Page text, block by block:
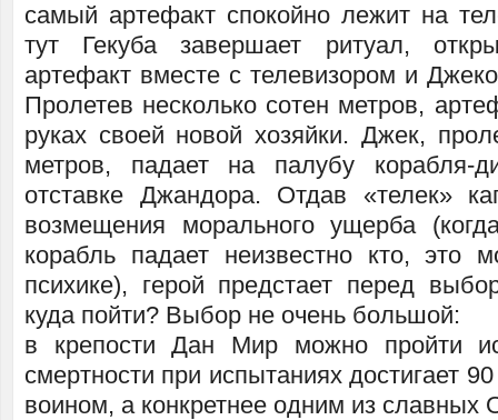
самый артефакт спокойно лежит на
тут Гекуба завершает ритуал,
артефакт вместе с телевизором и
Пролетев несколько сотен метров,
руках своей новой хозяйки. Джек,
метров, падает на палубу корабля-
отставке Джандора. Отдав «телек»
возмещения морального ущерба
корабль падает неизвестно кто, это
психике), герой предстает перед
куда пойти? Выбор не очень большой:
в крепости Дан Мир можно пройти
смертности при испытаниях достигает
воином, а конкретнее одним из